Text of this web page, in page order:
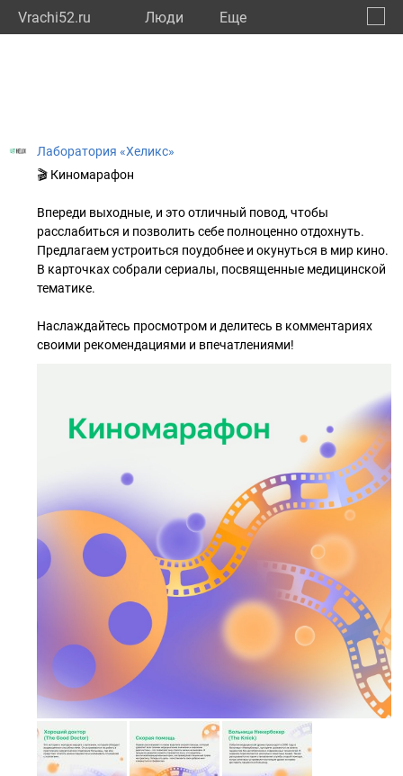
Vrachi52.ru Люди Eще
Лаборатория «Хеликс»
🎬 Киномарафон
Впереди выходные, и это отличный повод, чтобы
расслабиться и позволить себе полноценно отдохнуть.
Предлагаем устроиться поудобнее и окунуться в мир кино.
В карточках собрали сериалы, посвященные медицинской
тематике.
Наслаждайтесь просмотром и делитесь в комментариях
своими рекомендациями и впечатлениями!